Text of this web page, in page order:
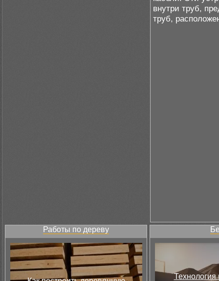
внутри труб,
труб,
Работы по дереву
Технология